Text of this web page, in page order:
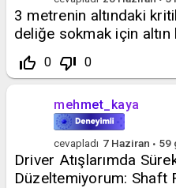
3 metrenin altındaki
deliğe sokmak için altın
thumb_up_off_alt 0 thumb_down_off_alt 0
mehmet_kaya
cevapladı 7 Haziran 59
Driver Atışlarımda
Düzeltemiyorum: Shaft